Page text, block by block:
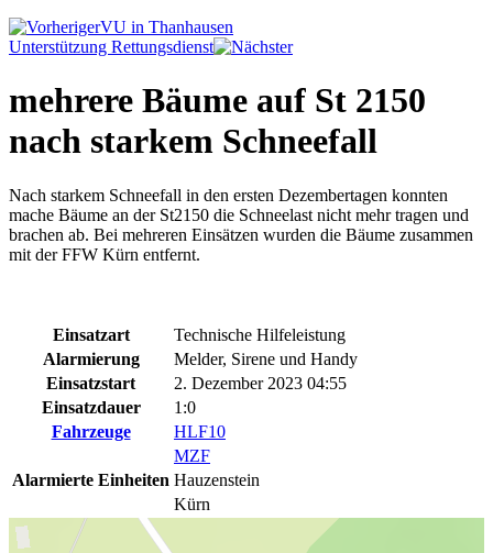
VU in Thanhausen
Unterstützung Rettungsdienst
mehrere Bäume auf St 2150
nach starkem Schneefall
Nach starkem Schneefall in den ersten Dezembertagen konnten
mache Bäume an der St2150 die Schneelast nicht mehr tragen und
brachen ab. Bei mehreren Einsätzen wurden die Bäume zusammen
mit der FFW Kürn entfernt.
Einsatzart
Technische Hilfeleistung
Alarmierung
Melder, Sirene und Handy
Einsatzstart
2. Dezember 2023 04:55
Einsatzdauer
1:0
Fahrzeuge
HLF10
MZF
Alarmierte Einheiten Hauzenstein
Kürn